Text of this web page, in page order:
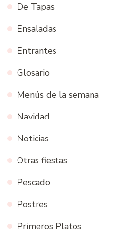
De Tapas
Ensaladas
Entrantes
Glosario
Menús de la semana
Navidad
Noticias
Otras fiestas
Pescado
Postres
Primeros Platos